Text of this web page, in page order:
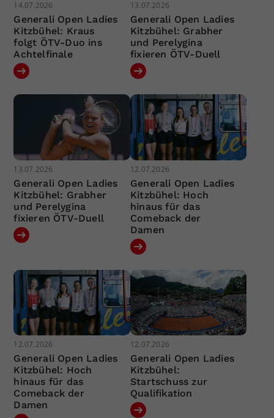
14.07.2026
Generali Open Ladies
Kitzbühel: Kraus
folgt ÖTV-Duo ins
Achtelfinale
13.07.2026
Generali Open Ladies
Kitzbühel: Grabher
und Perelygina
fixieren ÖTV-Duell
13.07.2026
Generali Open Ladies
Kitzbühel: Grabher
und Perelygina
fixieren ÖTV-Duell
12.07.2026
Generali Open Ladies
Kitzbühel: Hoch
hinaus für das
Comeback der
Damen
12.07.2026
Generali Open Ladies
Kitzbühel: Hoch
hinaus für das
Comeback der
Damen
12.07.2026
Generali Open Ladies
Kitzbühel:
Startschuss zur
Qualifikation